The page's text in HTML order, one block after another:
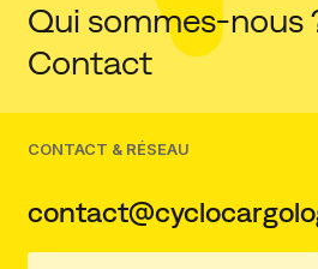
Qui sommes-nous
Contact
CONTACT & RÉSEAU